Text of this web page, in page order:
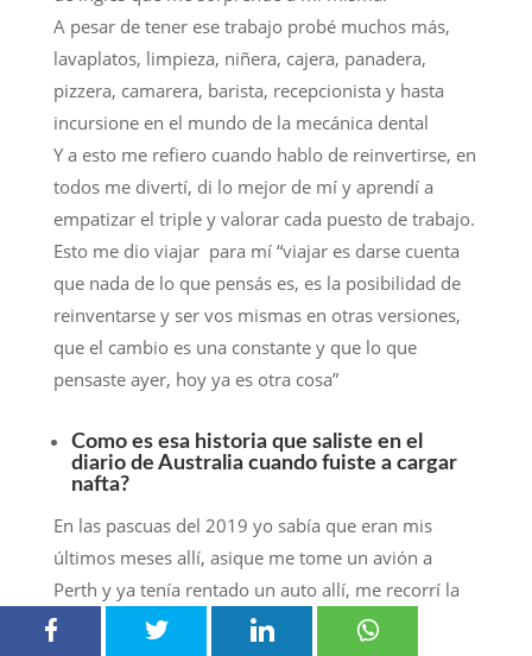
A pesar de tener ese trabajo probé muchos más,
lavaplatos, limpieza, niñera, cajera, panadera,
pizzera, camarera, barista, recepcionista y hasta
incursione en el mundo de la mecánica dental
Y a esto me refiero cuando hablo de reinvertirse, en
todos me divertí, di lo mejor de mí y aprendí a
empatizar el triple y valorar cada puesto de trabajo.
Esto me dio viajar para mí “viajar es darse cuenta
que nada de lo que pensás es, es la posibilidad de
reinventarse y ser vos mismas en otras versiones,
que el cambio es una constante y que lo que
pensaste ayer, hoy ya es otra cosa”
Como es esa historia que saliste en el
diario de Australia cuando fuiste a cargar
nafta?
En las pascuas del 2019 yo sabía que eran mis
últimos meses allí, asique me tome un avión a
Perth y ya tenía rentado un auto allí, me recorrí la
Weast Coast sola en auto, una locura hermosa.